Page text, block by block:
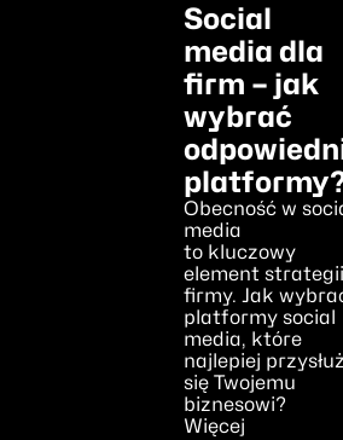
Social
media dla
firm – jak
wybrać
Obecność w
media
to kluczowy
element strategii
firmy. Jak
platformy social
media, które
najlepiej
się Twojemu
biznesowi?
Więcej